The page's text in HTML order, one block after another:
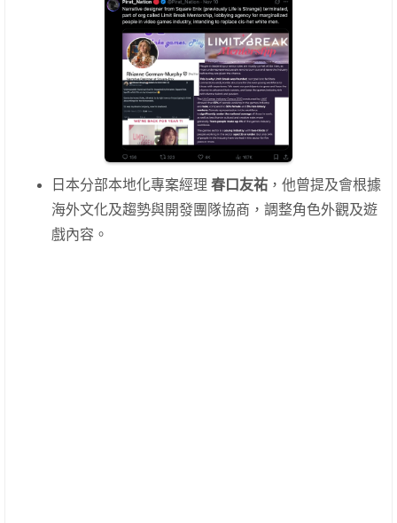
日本分部本地化專案經理 春口友祐 ，他曾提及會根據
海外文化及趨勢與開發團隊協商，調整角色外觀及遊
戲內容。